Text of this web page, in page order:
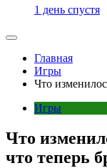
1 день спустя
Главная
Игры
Что
Игры
Что
что теперь